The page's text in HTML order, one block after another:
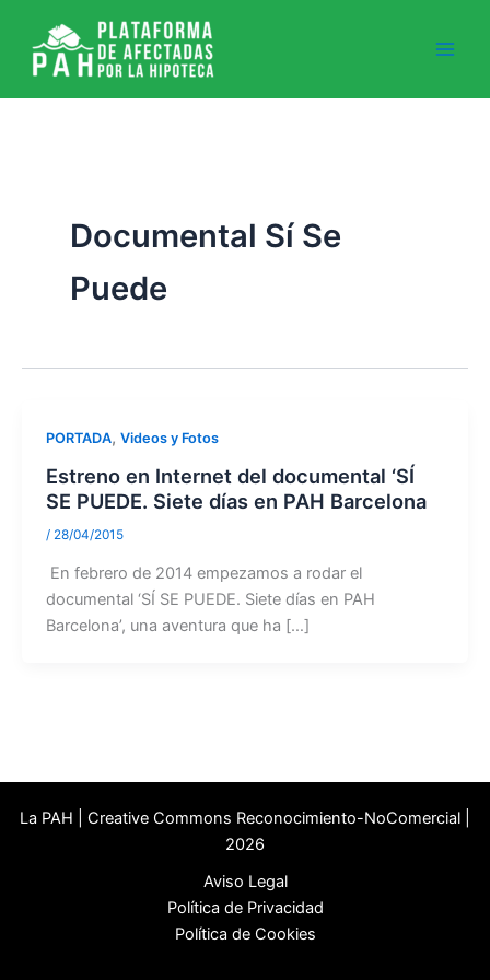
contenido
Documental Sí Se
Puede
PORTADA, Videos y Fotos
Estreno en Internet del documental ‘SÍ
SE PUEDE. Siete días en PAH Barcelona
/ 28/04/2015
En febrero de 2014 empezamos a rodar el
documental ‘SÍ SE PUEDE. Siete días en PAH
Barcelona’, una aventura que ha […]
La PAH | Creative Commons Reconocimiento-NoComercial |
2026
Aviso Legal
Política de Privacidad
Política de Cookies